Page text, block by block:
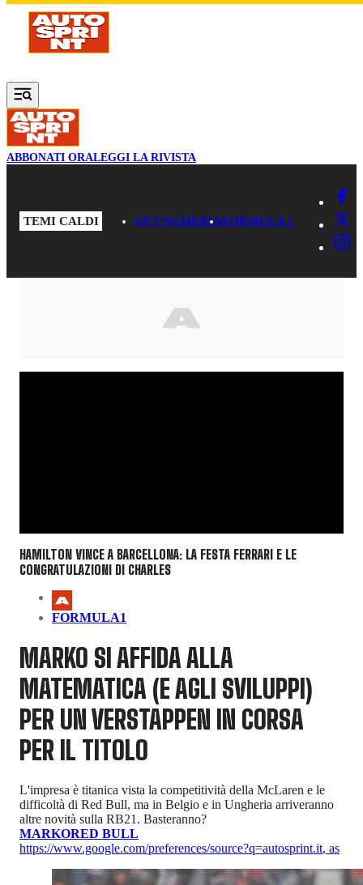
Vai al contenuto principale
ABBONATI ORALEGGI LA RIVISTA
TEMI CALDI GP UNGHERIAFORMULA 1
HAMILTON VINCE A BARCELLONA: LA FESTA FERRARI E LE
CONGRATULAZIONI DI CHARLES
FORMULA1
MARKO SI AFFIDA ALLA
MATEMATICA (E AGLI SVILUPPI)
PER UN VERSTAPPEN IN CORSA
PER IL TITOLO
L'impresa è titanica vista la competitività della McLaren e le
difficoltà di Red Bull, ma in Belgio e in Ungheria arriveranno
altre novità sulla RB21. Basteranno?
MARKORED BULL
https://www.google.com/preferences/source?q=autosprint.it, as